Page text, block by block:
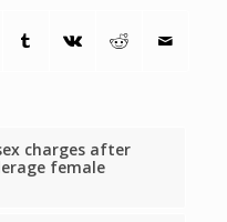
charges after
female